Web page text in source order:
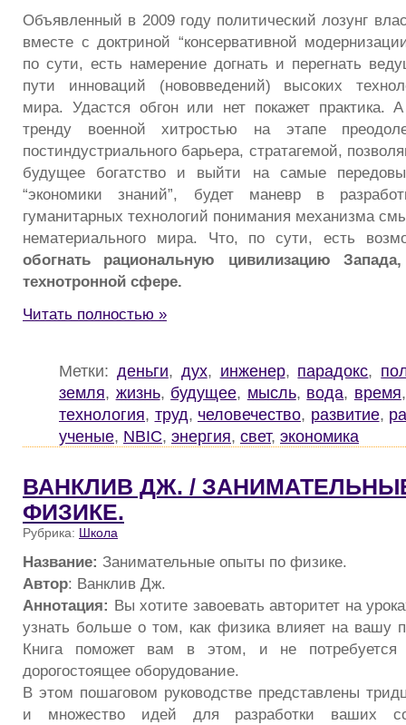
Объявленный в 2009 году политический лозунг
вместе с доктриной “консервативной
по сути, есть намерение догнать и перегнать
пути инноваций (нововведений) высоких
мира. Удастся обгон или нет покажет практика.
тренду военной хитростью на этапе
постиндустриального барьера, стратагемой,
будущее богатство и выйти на самые
“экономики знаний”, будет маневр в
гуманитарных технологий понимания механизма
нематериального мира. Что, по сути, есть
обогнать рациональную цивилизацию
технотронной сфере.
Читать полностью »
Метки: деньги, дух, инженер, парадокс,
земля, жизнь, будущее, мысль, вода, время
технология, труд, человечество, развитие,
ученые, NBIC, энергия, свет, экономика
ВАНКЛИВ ДЖ. /
ФИЗИКЕ.
Рубрика: Школа
Название: Занимательные опыты по физике.
Автор: Ванклив Дж.
Аннотация: Вы хотите завоевать авторитет на
узнать больше о том, как физика влияет на вашу
Книга поможет вам в этом, и не потребуется
дорогостоящее оборудование.
В этом пошаговом руководстве представлены
и множество идей для разработки ваших